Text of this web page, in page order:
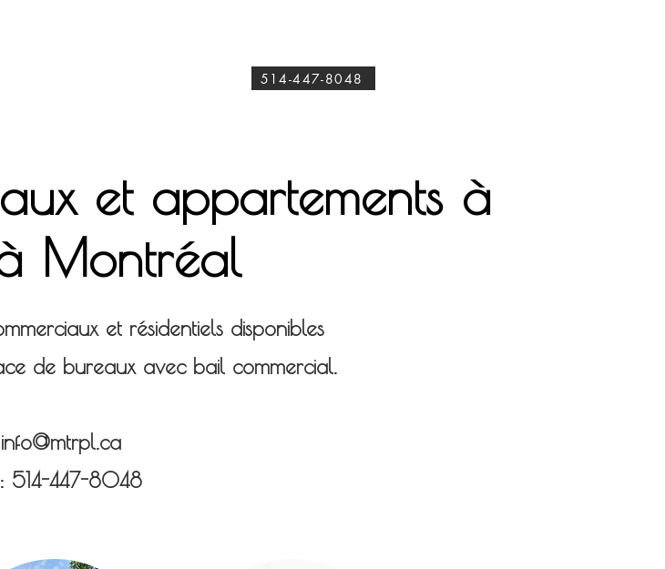
514-447-8048
et appartements à
Montréal
et résidentiels disponibles
de bureaux avec bail commercial.
info@mtrpl.ca
514-447-8048